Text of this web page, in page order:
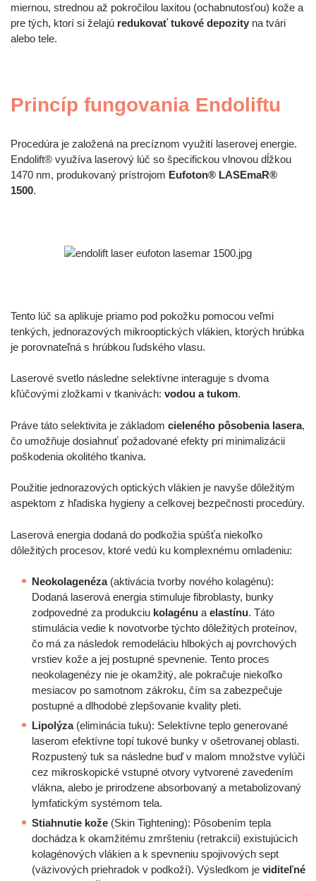
miernou, strednou až pokročilou laxitou (ochabnutosťou) kože a
pre tých, ktorí si želajú redukovať tukové depozity na tvári
alebo tele.
Princíp fungovania Endoliftu
Procedúra je založená na precíznom využití laserovej energie.
Endolift® využíva laserový lúč so špecifickou vlnovou dĺžkou
1470 nm, produkovaný prístrojom Eufoton® LASEmaR®
1500.
Tento lúč sa aplikuje priamo pod pokožku pomocou veľmi
tenkých, jednorazových mikrooptických vlákien, ktorých hrúbka
je porovnateľná s hrúbkou ľudského vlasu.
Laserové svetlo následne selektívne interaguje s dvoma
kľúčovými zložkami v tkanivách: vodou a tukom.
Práve táto selektivita je základom cieleného pôsobenia lasera,
čo umožňuje dosiahnuť požadované efekty pri minimalizácii
poškodenia okolitého tkaniva.
Použitie jednorazových optických vlákien je navyše dôležitým
aspektom z hľadiska hygieny a celkovej bezpečnosti procedúry.
Laserová energia dodaná do podkožia spúšťa niekoľko
dôležitých procesov, ktoré vedú ku komplexnému omladeniu:
Neokolagenéza(aktivácia tvorby nového kolagénu):
Dodaná laserová energia stimuluje fibroblasty, bunky
zodpovedné za produkciu kolagénu a elastínu. Táto
stimulácia vedie k novotvorbe týchto dôležitých proteínov,
čo má za následok remodeláciu hlbokých aj povrchových
vrstiev kože a jej postupné spevnenie. Tento proces
neokolagenézy nie je okamžitý, ale pokračuje niekoľko
mesiacov po samotnom zákroku, čím sa zabezpečuje
postupné a dlhodobé zlepšovanie kvality pleti.
Lipolýza(eliminácia tuku): Selektívne teplo generované
laserom efektívne topí tukové bunky v ošetrovanej oblasti.
Rozpustený tuk sa následne buď v malom množstve vylúči
cez mikroskopické vstupné otvory vytvorené zavedením
vlákna, alebo je prirodzene absorbovaný a metabolizovaný
lymfatickým systémom tela.
Stiahnutie kože (Skin Tightening): Pôsobením tepla
dochádza k okamžitému zmršteniu (retrakcii) existujúcich
kolagénových vlákien a k spevneniu spojivových sept
(väzivových priehradok v podkoží). Výsledkom je viditeľné